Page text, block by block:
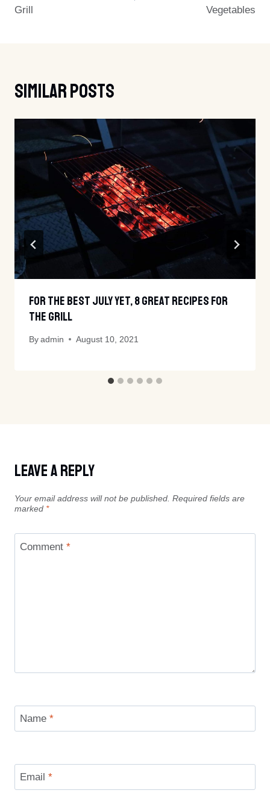
Grill
Vegetables
Similar Posts
For The Best July Yet, 8 Great Recipes For
The Grill
By admin August 10, 2021
Leave A Reply
Your email address will not be published. Required fields are
marked *
Comment *
Name *
Email *